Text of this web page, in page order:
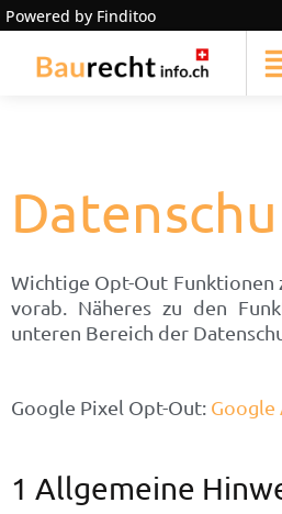
Powered by Finditoo
Wichtige Opt-Out Funktionen
vorab. Näheres zu den
unteren Bereich der
Google Pixel Opt-Out: Google
1 Allgemeine